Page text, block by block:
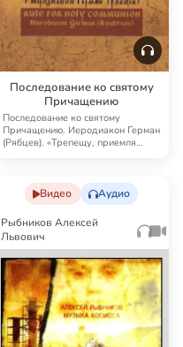
Последование ко святому
Причащению
Последование ко святому
Причащению. Иеродиакон Герман
(Рябцев). «Трепещу, приемля
Видео Аудио
Рыбников Алексей
Львович